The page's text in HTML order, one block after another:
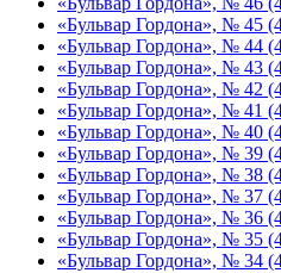
«Бульвар Гордона», № 45
«Бульвар Гордона», № 44
«Бульвар Гордона», № 43
«Бульвар Гордона», № 42
«Бульвар Гордона», № 41
«Бульвар Гордона», № 40
«Бульвар Гордона», № 39
«Бульвар Гордона», № 38
«Бульвар Гордона», № 37
«Бульвар Гордона», № 36
«Бульвар Гордона», № 35
«Бульвар Гордона», № 34